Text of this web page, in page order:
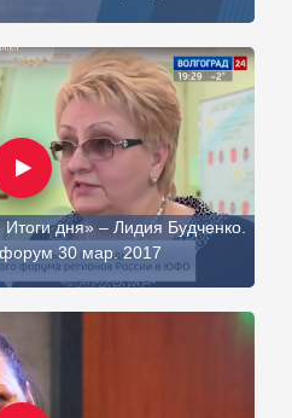
дня» – Лидия Будченко.
30 мар. 2017